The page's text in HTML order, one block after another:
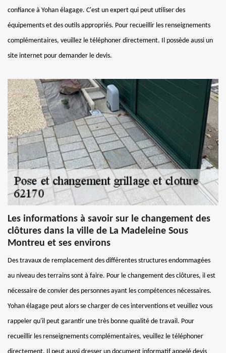
confiance à Yohan élagage. C'est un expert qui peut utiliser des
équipements et des outils appropriés. Pour recueillir les renseignements
complémentaires, veuillez le téléphoner directement. Il possède aussi un
site internet pour demander le devis.
Les informations à savoir sur le changement des
clôtures dans la ville de La Madeleine Sous
Montreu et ses environs
Des travaux de remplacement des différentes structures endommagées
au niveau des terrains sont à faire. Pour le changement des clôtures, il est
nécessaire de convier des personnes ayant les compétences nécessaires.
Yohan élagage peut alors se charger de ces interventions et veuillez vous
rappeler qu'il peut garantir une très bonne qualité de travail. Pour
recueillir les renseignements complémentaires, veuillez le téléphoner
directement. Il peut aussi dresser un document informatif appelé devis